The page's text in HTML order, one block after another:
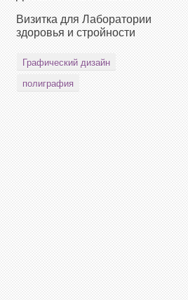
Визитка для Лаборатории
здоровья и стройности
Графический дизайн
полиграфия